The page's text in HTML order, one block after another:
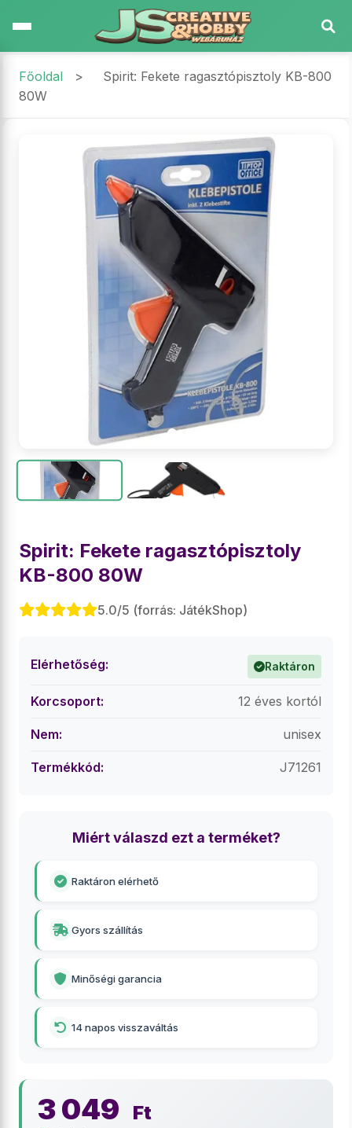
Főoldal >
Spirit: Fekete ragasztópisztoly KB-800
80W
Spirit: Fekete ragasztópisztoly
KB-800 80W
5.0/5 (forrás: JátékShop)
Elérhetőség: Raktáron
Korcsoport: 12 éves kortól
Nem: unisex
Termékkód: J71261
Miért válaszd ezt a terméket?
Raktáron elérhető
Gyors szállítás
Minőségi garancia
14 napos visszaváltás
3 049 Ft